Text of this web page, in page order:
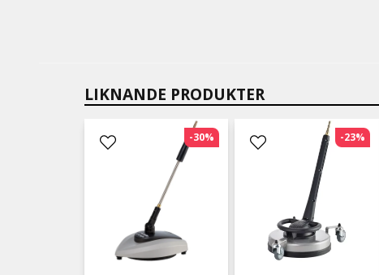
LIKNANDE PRODUKTER
-30% -23%